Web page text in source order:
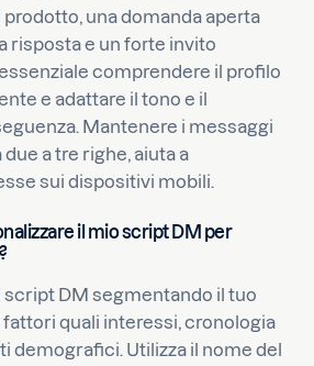
una domanda aperta
risposta e un forte invito
essenziale comprendere il profilo
e adattare il tono e il
Mantenere i messaggi
a tre righe, aiuta a
sui dispositivi mobili.
il mio script DM per
script DM segmentando il tuo
fattori quali interessi, cronologia
demografici. Utilizza il nome del